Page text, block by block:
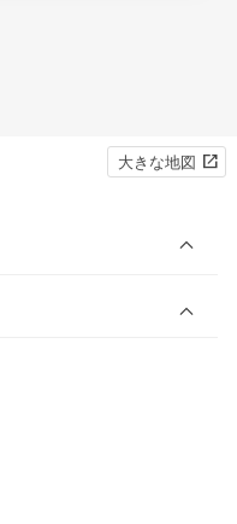
大きな地図